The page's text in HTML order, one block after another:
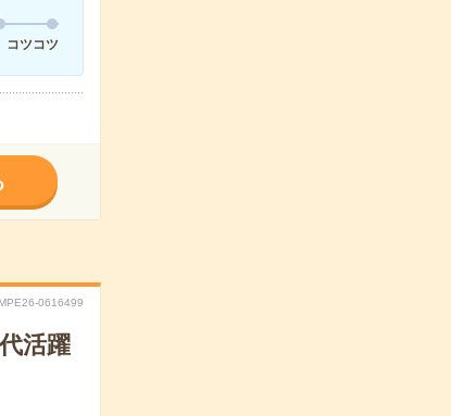
コツコツ
0616499
活躍